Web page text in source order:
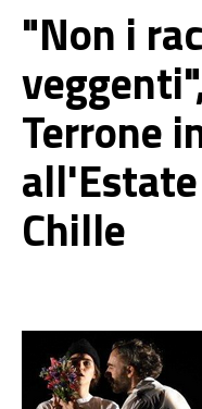
"Non i
Terrone
Chille